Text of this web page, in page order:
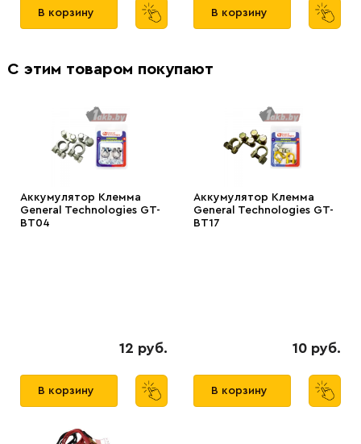
В корзину В корзину
С этим товаром покупают
Аккумулятор Клемма
General Technologies GT-
BT04
12 руб.
В корзину
Аккумулятор Клемма
General Technologies GT-
BT17
10 руб.
В корзину